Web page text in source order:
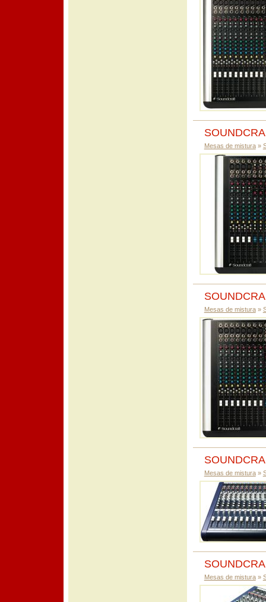
Mesas de mistura»
Mesas de mistura»
Mesas de mistura»
Mesas de mistura»